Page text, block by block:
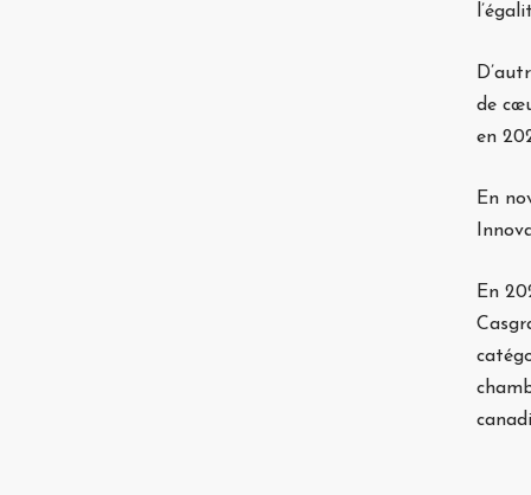
de
en
En
En